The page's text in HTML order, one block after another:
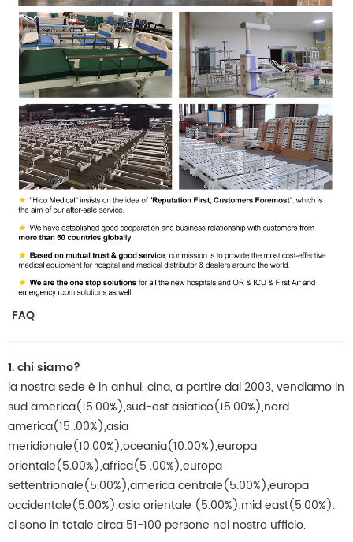
FAQ
1. chi siamo?
la nostra sede è in anhui, cina, a partire dal 2003, vendiamo in
sud america(15.00%),sud-est asiatico(15.00%),nord
america(15 .00%),asia
meridionale(10.00%),oceania(10.00%),europa
orientale(5.00%),africa(5 .00%),europa
settentrionale(5.00%),america centrale(5.00%),europa
occidentale(5.00%),asia orientale (5.00%),mid east(5.00%).
ci sono in totale circa 51-100 persone nel nostro ufficio.